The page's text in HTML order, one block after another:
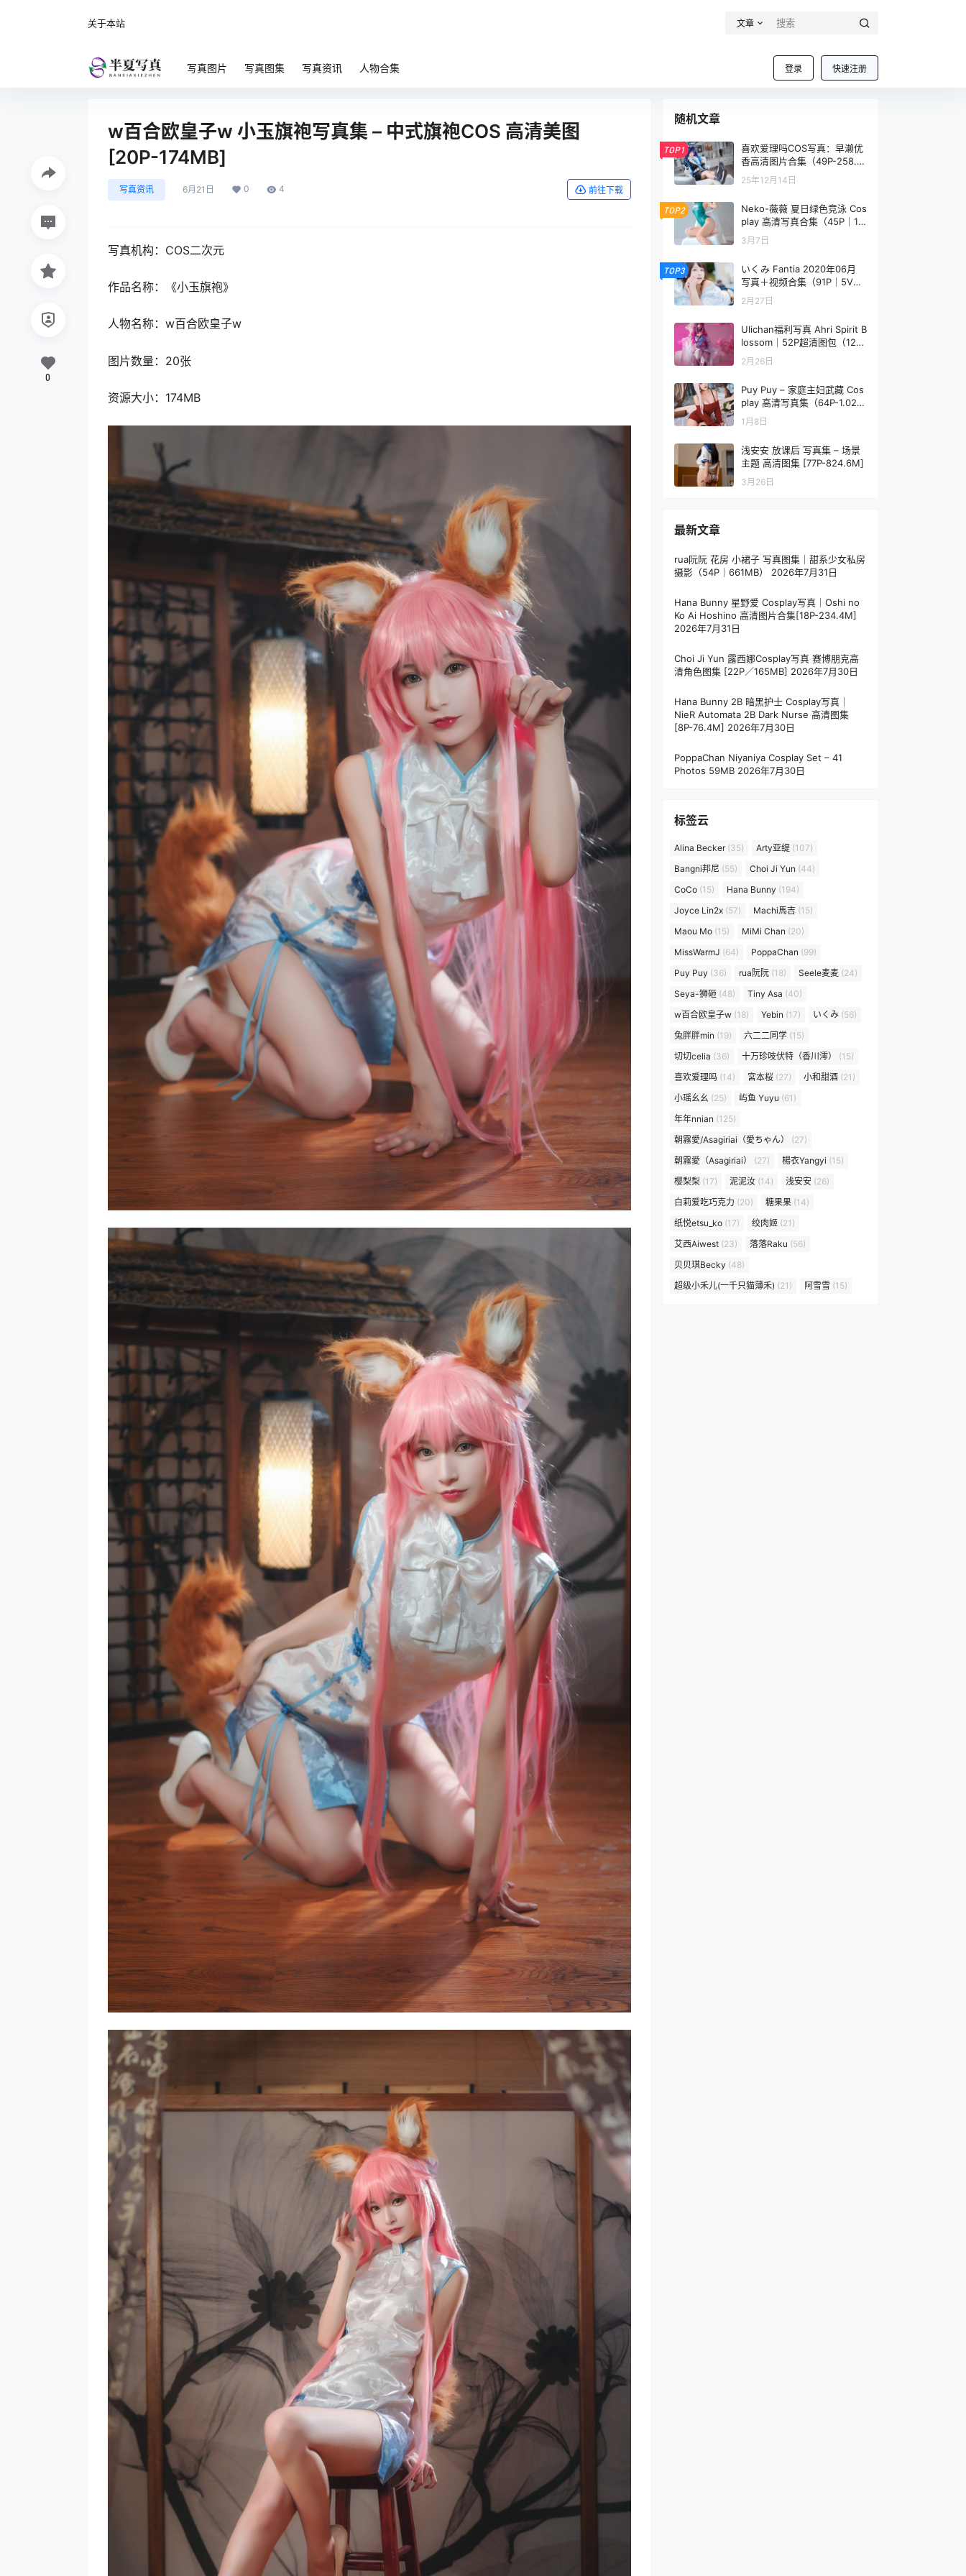
关于本站 文章
登录 快速注册
写真图片 写真图集 写真资讯 人物合集
w百合欧皇子w 小玉旗袍写真集 – 中式旗袍COS 高清美图
[20P-174MB]
写真资讯 6月21日 0 4 前往下载
写真机构：COS二次元
作品名称：《小玉旗袍》
人物名称：w百合欧皇子w
图片数量：20张
资源大小：174MB
0
随机文章
TOP1
喜欢爱理吗COS写真：早濑优
香高清图片合集（49P-258.1
M）
25年12月14日
TOP2
Neko-薇薇 夏日绿色竞泳 Cos
play 高清写真合集（45P｜18
6MB）
3月7日
TOP3
いくみ Fantia 2020年06月
写真＋视频合集（91P｜5V｜
619MB）
2月27日
Ulichan福利写真 Ahri Spirit B
lossom｜52P超清图包（121.
3MB）
2月26日
Puy Puy – 家庭主妇武藏 Cos
play 高清写真集（64P-1.02G
B）FGO
1月8日
浅安安 放课后 写真集 – 场景
主题 高清图集 [77P-824.6M]
3月26日
最新文章
rua阮阮 花房 小裙子 写真图集｜甜系少女私房
摄影（54P｜661MB）
2026年7月31日
Hana Bunny 星野爱 Cosplay写真｜Oshi no
Ko Ai Hoshino 高清图片合集[18P-234.4M]
2026年7月31日
Choi Ji Yun 露西娜Cosplay写真 赛博朋克高
清角色图集 [22P／165MB] 2026年7月30日
Hana Bunny 2B 暗黑护士 Cosplay写真｜
NieR Automata 2B Dark Nurse 高清图集
[8P-76.4M] 2026年7月30日
PoppaChan Niyaniya Cosplay Set – 41
Photos 59MB 2026年7月30日
标签云
Alina Becker(35) Arty亚缇 (107)
Bangni邦尼 (55) Choi Ji Yun (44)
CoCo (15) Hana Bunny (194)
Joyce Lin2x (57) Machi馬吉 (15)
Maou Mo (15) MiMi Chan (20)
MissWarmJ (64) PoppaChan (99)
Puy Puy (36) rua阮阮 (18) Seele麦麦 (24)
Seya-狮砸 (48) Tiny Asa (40)
w百合欧皇子w (18) Yebin (17) いくみ (56)
兔胖胖min (19) 六二二同学 (15)
切切celia (36) 十万珍吱伏特（香川澪）
(15)
喜欢爱理吗 (14) 宮本桜 (27) 小和甜酒 (21)
小瑶幺幺 (25) 屿鱼 Yuyu (61)
年年nnian (125)
朝霧愛/Asagiriai（愛ちゃん）
(27)
朝霧愛（Asagiriai）
(27) 楊衣Yangyi (15)
樱梨梨 (17) 泥泥汝 (14) 浅安安 (26)
白莉爱吃巧克力 (20) 糖果果 (14)
纸悦etsu_ko (17) 绞肉姬 (21)
艾西Aiwest (23) 落落Raku (56)
贝贝琪Becky (48)
超级小禾儿(一千只猫薄禾) (21) 阿雪雪 (15)